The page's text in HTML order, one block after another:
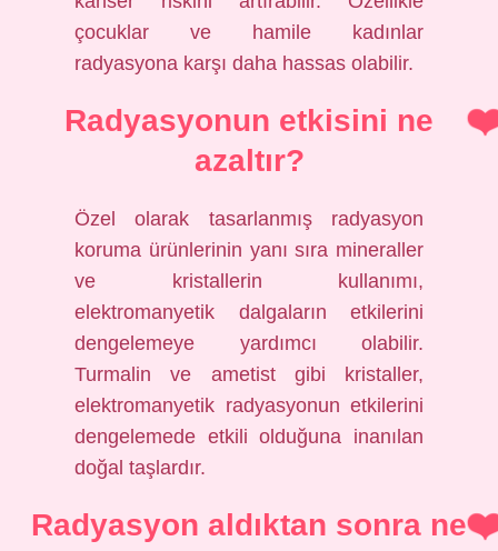
çocuklar ve hamile kadınlar
radyasyona karşı daha hassas olabilir.
Radyasyonun etkisini ne
azaltır?
Özel olarak tasarlanmış radyasyon
koruma ürünlerinin yanı sıra mineraller
ve kristallerin kullanımı,
elektromanyetik dalgaların etkilerini
dengelemeye yardımcı olabilir.
Turmalin ve ametist gibi kristaller,
elektromanyetik radyasyonun etkilerini
dengelemede etkili olduğuna inanılan
doğal taşlardır.
Radyasyon aldıktan sonra ne